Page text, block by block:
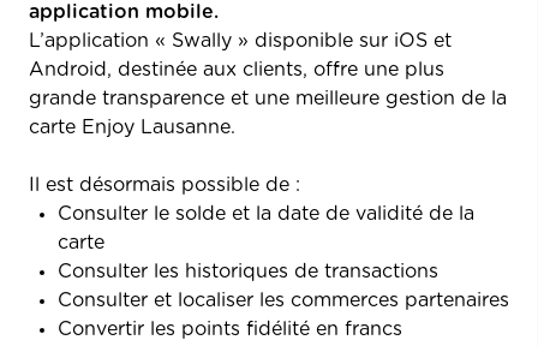
application mobile.
L’application « Swally » disponible sur iOS et
Android, destinée aux clients, offre une plus
grande transparence et une meilleure gestion de la
carte Enjoy Lausanne.
Il est désormais possible de :
Consulter le solde et la date de validité de la
carte
Consulter les historiques de transactions
Consulter et localiser les commerces partenaires
Convertir les points fidélité en francs